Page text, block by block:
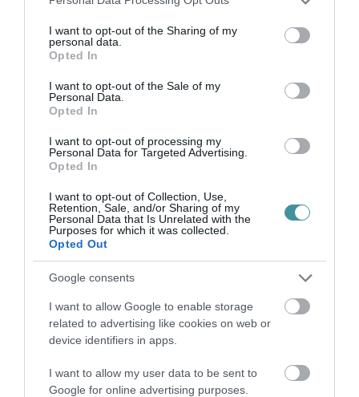
not limited to your visit or usage behaviour. You may click to
grant or deny consent to Google and its third-party tags to
use your data for below specified purposes in below Google
consent section.
I want to opt-out of the Sharing of my
personal data.
Opted In
I want to opt-out of the Sale of my
Personal Data.
Opted In
I want to opt-out of processing my
Personal Data for Targeted Advertising.
Opted In
I want to opt-out of Collection, Use,
Retention, Sale, and/or Sharing of my
Personal Data that Is Unrelated with the
Purposes for which it was collected.
Opted Out
Google consents
I want to allow Google to enable storage
related to advertising like cookies on web or
device identifiers in apps.
I want to allow my user data to be sent to
Google for online advertising purposes.
HALMENTÉS SZARVASKŐNÉL: ŐSHONOS
ÉS VÉDETT HALAKAT MENTETT...
ZÁPOROK, ZIVATAROK KIALAKULHATNAK
2026. augusztus 07|
KÉT AUTÓ ÜTKÖZÖTT BOGÁCSON, A
2026. augusztus 06 Riasztó